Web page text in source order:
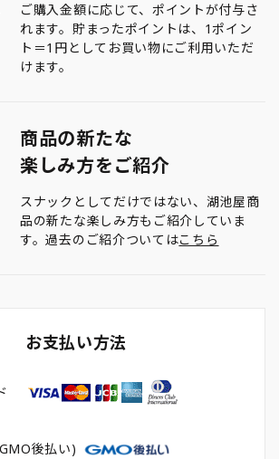
ご購入金額に応じて、ポイントが付与さ
れます。貯まったポイントは、1ポイン
ト＝1円としてお買い物にご利用いただ
けます。
商品の新たな
楽しみ方をご紹介
スナックとしてだけではない、湖池屋商
品の新たな楽しみ方もご紹介していま
す。過去のご紹介ついてはこちら
お支払い方法
後払い)